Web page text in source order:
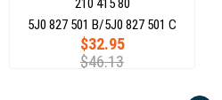
210 415 80
$32.95
$46.13
5J0 827 501 B/5J0 827 501 C